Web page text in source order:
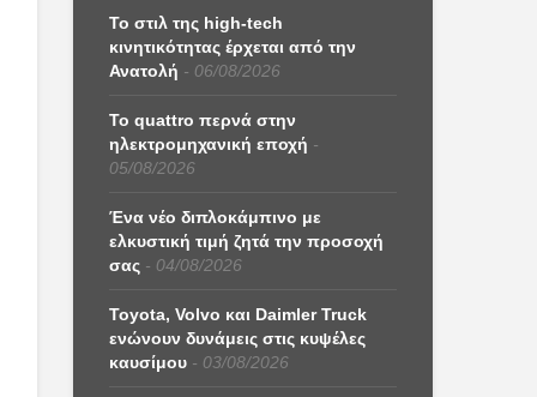
Το στιλ της high-tech
κινητικότητας έρχεται από την
Ανατολή
06/08/2026
Το quattro περνά στην
ηλεκτρομηχανική εποχή
05/08/2026
Ένα νέο διπλοκάμπινο με
ελκυστική τιμή ζητά την προσοχή
σας
04/08/2026
Toyota, Volvo και Daimler Truck
ενώνουν δυνάμεις στις κυψέλες
καυσίμου
03/08/2026